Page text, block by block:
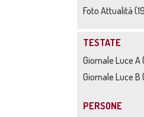
Foto Attualità
TESTATE
Giornale Luce A
Giornale Luce B
PERSONE